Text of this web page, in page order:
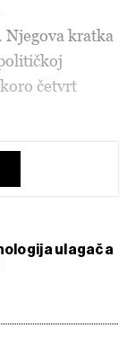
. Njegova kratka
četvrt
ulagača